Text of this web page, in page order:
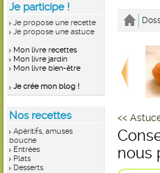
Je participe !
Je propose une recette
Je propose une astuce
Mon livre recettes
Mon livre jardin
Mon livre bien-être
Je crée mon blog !
Nos recettes
Apéritifs, amuses
bouche
Entrées
Plats
Desserts
<<
nous